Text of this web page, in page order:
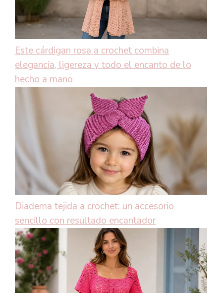
Este cárdigan rosa a crochet combina
elegancia, ligereza y todo el encanto de lo
hecho a mano
Diadema tejida a crochet: un accesorio
sencillo con resultado encantador